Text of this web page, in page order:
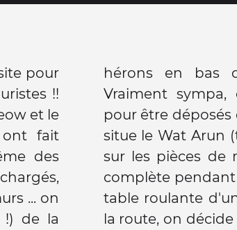
pour
!!
et le
ont fait
des
... on
!) de la
..
bateau
où se
connu,
à une
de